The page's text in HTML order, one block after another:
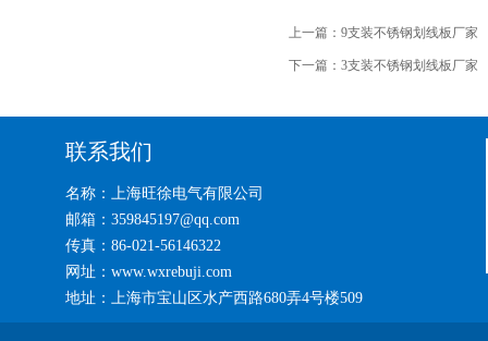
上一篇： 9支装不锈钢划线板厂家
下一篇： 3支装不锈钢划线板厂家
联系我们
名称：上海旺徐电气有限公司
邮箱：359845197@qq.com
传真：86-021-56146322
网址：www.wxrebuji.com
地址：上海市宝山区水产西路680弄4号楼509